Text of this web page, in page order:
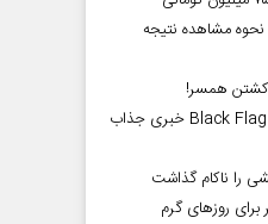
مشاهده نتیجه
کشتن همسر!
بازگشت Black Flag Resynced خبری جذاب
را ناکام گذاشت
روز‌های گرم